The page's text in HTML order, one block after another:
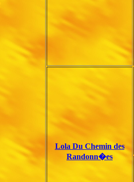
Lola Du Chemin des
Randonn�es